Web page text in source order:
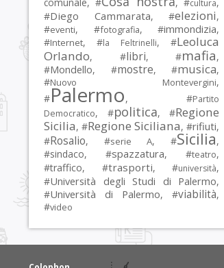
cultura
#Diego Cammarata, #elezioni,
#eventi, #fotografia, #immondizia,
#Internet, #la Feltrinelli, #Leoluca
Orlando, #libri, #mafia,
#Mondello, #mostre, #musica,
#Nuovo Montevergini,
#Palermo, #Partito
Democratico, #politica, #Regione
Sicilia, #Regione Siciliana, #rifiuti,
#Rosalio, #serie A, #Sicilia,
#sindaco, #spazzatura, #teatro,
#traffico, #trasporti, #università,
#Università degli Studi di Palermo,
#Università di Palermo, #viabilità,
#video